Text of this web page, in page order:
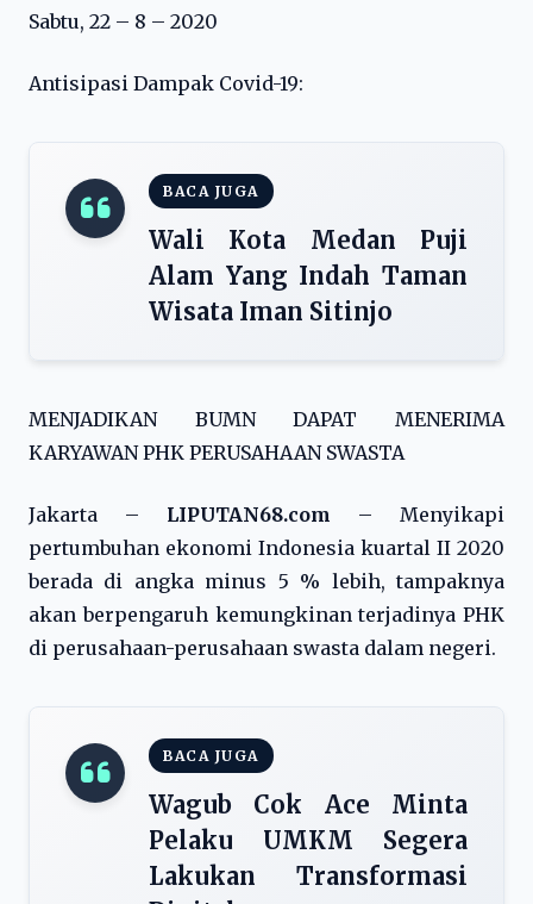
Sabtu, 22 – 8 – 2020
Antisipasi Dampak Covid-19:
BACA JUGA
Wali Kota Medan Puji
Alam Yang Indah Taman
Wisata Iman Sitinjo
MENJADIKAN BUMN DAPAT MENERIMA
KARYAWAN PHK PERUSAHAAN SWASTA
Jakarta – LIPUTAN68.com – Menyikapi
pertumbuhan ekonomi Indonesia kuartal II 2020
berada di angka minus 5 % lebih, tampaknya
akan berpengaruh kemungkinan terjadinya PHK
di perusahaan-perusahaan swasta dalam negeri.
BACA JUGA
Wagub Cok Ace Minta
Pelaku UMKM Segera
Lakukan Transformasi